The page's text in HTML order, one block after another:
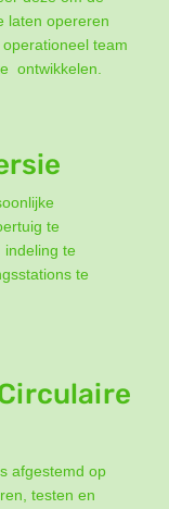
laten opereren
team
ontwikkelen.
te
te
te
afgestemd op
testen en